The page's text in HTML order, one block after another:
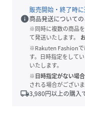
販売開始・終了時
info商品発送についての
※同時に複数の商品
て発送いたします。
※Rakuten Fashionで
す。日時指定をして
いたします。
※日時指定がない場
される場合がござい
local_shipping3,980円以上の購入